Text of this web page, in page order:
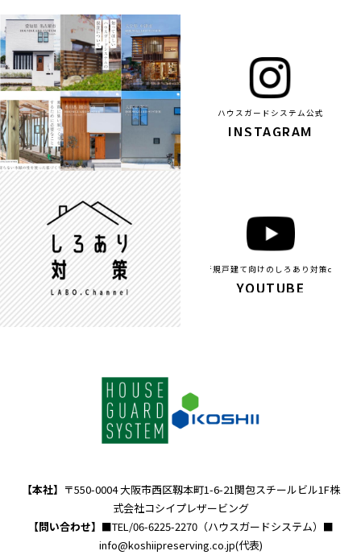
ハウスガードシステム公式
INSTAGRAM
新規戸建て向けのしろあり対策ch
YOUTUBE
【本社】 〒550-0004 大阪市西区靱本町1-6-21関包スチールビル1F株
式会社コシイプレザービング
【問い合わせ】 ■TEL/06-6225-2270（ハウスガードシステム）■
info@koshiipreserving.co.jp(代表)